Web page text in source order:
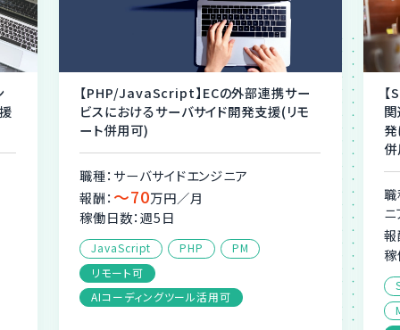
【PHP/JavaScript】ECの外部連携サー
ビスにおけるサーバサイド開発支援(リモ
ート併用可)
職種：サーバサイドエンジニア
報酬： 〜70万円／月
稼働日数：週5日
JavaScript PHP
PM
リモート可
AIコーディングツール活用可
発
職
報